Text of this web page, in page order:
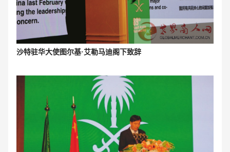
沙特驻华大使图尔基·艾勒马迪阁下致辞